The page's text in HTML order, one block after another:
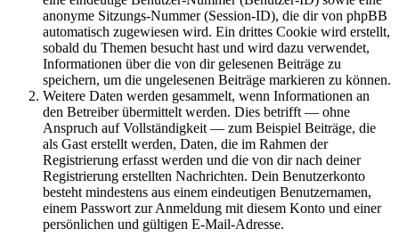
anonyme Sitzungs-Nummer (Session-ID), die dir von phpBB
automatisch zugewiesen wird. Ein drittes Cookie wird erstellt,
sobald du Themen besucht hast und wird dazu verwendet,
Informationen über die von dir gelesenen Beiträge zu
speichern, um die ungelesenen Beiträge markieren zu können.
Weitere Daten werden gesammelt, wenn Informationen an
den Betreiber übermittelt werden. Dies betrifft — ohne
Anspruch auf Vollständigkeit — zum Beispiel Beiträge, die
als Gast erstellt werden, Daten, die im Rahmen der
Registrierung erfasst werden und die von dir nach deiner
Registrierung erstellten Nachrichten. Dein Benutzerkonto
besteht mindestens aus einem eindeutigen Benutzernamen,
einem Passwort zur Anmeldung mit diesem Konto und einer
persönlichen und gültigen E-Mail-Adresse.